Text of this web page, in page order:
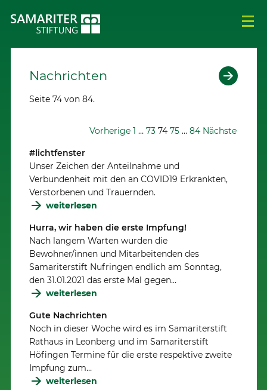
Nachrichten
Seite 74 von 84.
Vorherige 1 … 73 74 75 … 84 Nächste
#lichtfenster
Unser Zeichen der Anteilnahme und
Verbundenheit mit den an COVID19 Erkrankten,
Verstorbenen und Trauernden.
weiterlesen
Hurra, wir haben die erste Impfung!
Nach langem Warten wurden die
Bewohner/innen und Mitarbeitenden des
Samariterstift Nufringen endlich am Sonntag,
den 31.01.2021 das erste Mal gegen…
weiterlesen
Gute Nachrichten
Noch in dieser Woche wird es im Samariterstift
Rathaus in Leonberg und im Samariterstift
Höfingen Termine für die erste respektive zweite
Impfung zum…
weiterlesen